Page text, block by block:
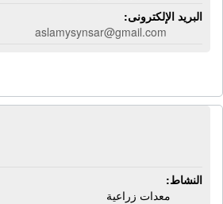
البريد الإلكترونى:
aslamysynsar@gmail.com
النشاط:
معدات زراعية